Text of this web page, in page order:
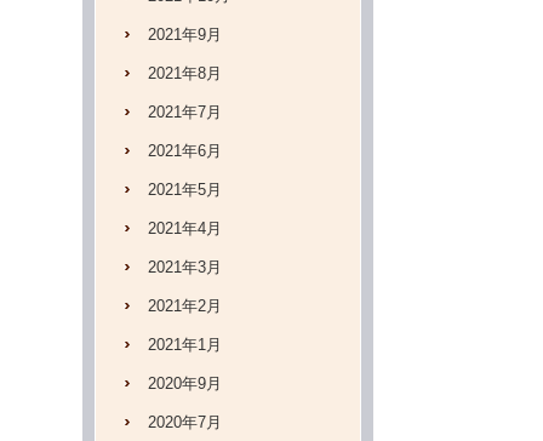
2021年9月
2021年8月
2021年7月
2021年6月
2021年5月
2021年4月
2021年3月
2021年2月
2021年1月
2020年9月
2020年7月